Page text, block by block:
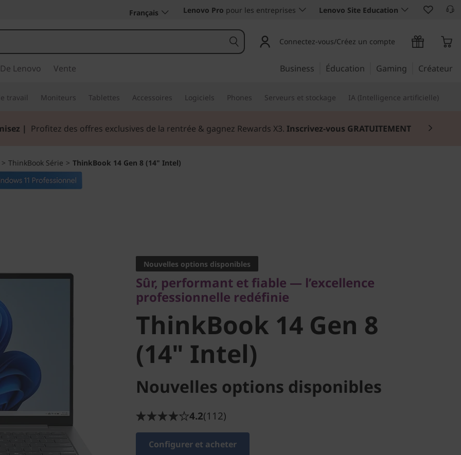
Français Lenovo Pro pour les entreprises Lenovo Site Education
Connectez-vous/Créez un compte
Lenovo Vente Business Éducation Gaming Créateur
travail Moniteurs Tablettes Accessoires Logiciels Phones Serveurs et stockage IA (Intelligence artificielle)
| Profitez des offres exclusives de la rentrée & gagnez Rewards X3. Inscrivez-vous GRATUITEMENT
> ThinkBook Série > ThinkBook 14 Gen 8 (14" Intel)
professionnelle redéfinie
ThinkBook 14 Gen 8
(14" Intel)
Nouvelles options disponibles
Sûr, performant et fiable — l’excellence
professionnelle redéfinie
ThinkBook 14 Gen 8
(14" Intel)
Nouvelles options disponibles
4.2(112)
Configurer et acheter